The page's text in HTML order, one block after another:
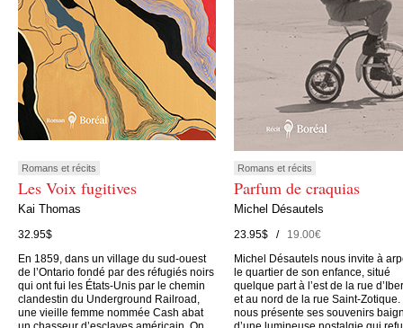
Romans et récits
Les Voix fugitives
Kai Thomas
32.95$
En 1859, dans un village du sud-ouest
de l’Ontario fondé par des réfugiés noirs
qui ont fui les États-Unis par le chemin
clandestin du Underground Railroad,
une vieille femme nommée Cash abat
Romans et récits
Parfum de craquias
Michel Désautels
23.95$ /19.00€
Michel Désautels nous invite à
le quartier de son enfance, situé
quelque part à l’est de la rue
et au nord de la rue Saint-Zotique.
nous présente ses souvenirs